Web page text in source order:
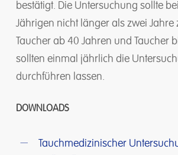
bestätigt. Die Untersuchung sollte
Jährigen nicht länger als zwei Jahre
Taucher ab 40 Jahren und Taucher
sollten einmal jährlich die
durchführen lassen.
DOWNLOADS
Tauchmedizinischer